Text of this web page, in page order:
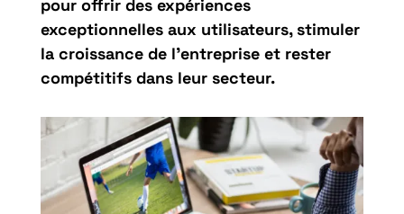
pour offrir des expériences
exceptionnelles aux utilisateurs, stimuler
la croissance de l’entreprise et rester
compétitifs dans leur secteur.